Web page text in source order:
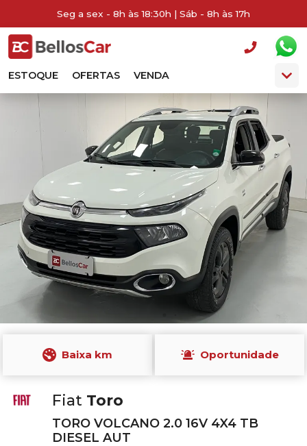
Seg a sex - 8h às 18:30h | Sáb - 8h às 17h
ESTOQUE OFERTAS VENDA
Baixa km Oportunidade
Fiat Toro
TORO VOLCANO 2.0 16V 4X4 TB
DIESEL AUT